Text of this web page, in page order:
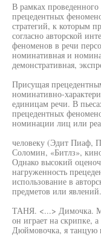
В рамках
прецедентных
стратегий, к которым
согласно авторской
феноменов в речи
номинативная и
демонстративная,
Присущая
номинативно-
единицам речи. В
прецедентных
номинации лиц или
человеку (Эдит Пиаф,
Соломин, «Битлз»,
Однако высокий
нагруженность
использование в
предметов или
ТАНЯ. <...> Димочка.
он играет на скрипке,
Дюймовочка, я танцую